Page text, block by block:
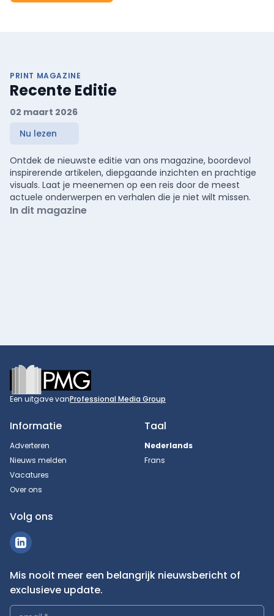
PRINT MAGAZINE
Recente Editie
02 maart 2026
Nu lezen
Ontdek de nieuwste editie van ons magazine, boordevol
inspirerende artikelen, diepgaande inzichten en prachtige
visuals. Laat je meenemen op een reis door de meest
actuele onderwerpen en verhalen die je niet wilt missen.
In dit magazine
Footer
Een uitgave vanProfessional Media Group
Informatie
Adverteren
Nieuws melden
Vacatures
Over ons
Taal
Nederlands
Frans
Volg ons
Mis nooit meer een belangrijk nieuwsbericht of
exclusieve update.